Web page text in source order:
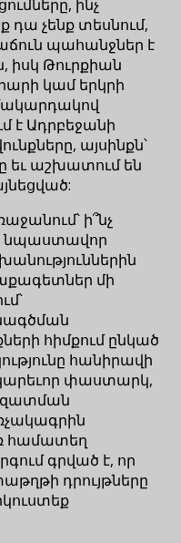
ինչ
դա չենք տեսնում,
պահանջներ է
իսկ Թուրքիան
կամ երկրի
է Ադրբեջանի
այսինքն՝
եւ աշխատում են
ի՞նչ
նպաստավոր
մի
հիմքում ընկած
հանիրավի
փաստարկ,
համատեղ
գրված է, որ
դրույթները